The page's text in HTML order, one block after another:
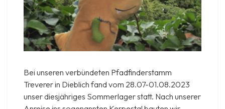
Bei unseren verbündeten Pfadfinderstamm
Treverer in Dieblich fand vom 28.07-01.08.2023
unser diesjähriges Sommerlager statt. Nach unserer